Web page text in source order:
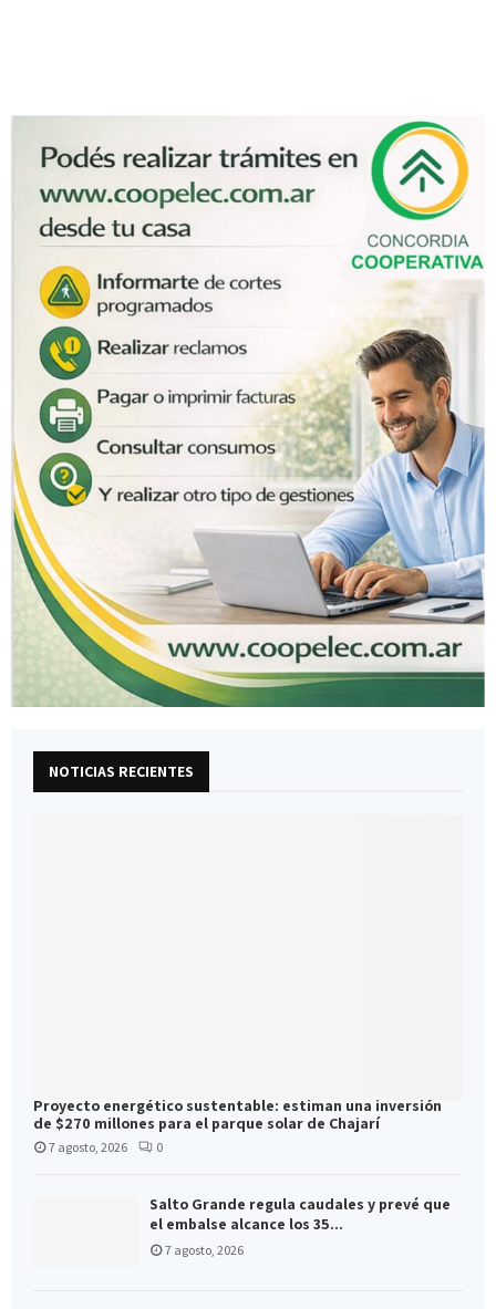
NOTICIAS RECIENTES
Proyecto energético sustentable: estiman una inversión
de $270 millones para el parque solar de Chajarí
7 agosto, 2026 0
Salto Grande regula caudales y prevé que
el embalse alcance los 35...
7 agosto, 2026